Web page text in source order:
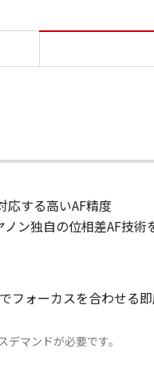
応する高いAF精度
ノン独自の位相差AF技
フォーカスを合わせる
マンドが必要です。